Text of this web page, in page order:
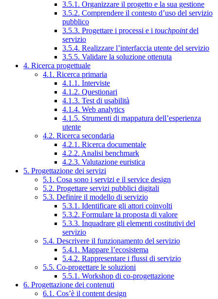
3.5.1. Organizzare il progetto e la sua gestione
3.5.2. Comprendere il contesto d’uso del servizio
pubblico
3.5.3. Progettare i processi e i touchpointdel
servizio
3.5.4. Realizzare l’interfaccia utente del servizio
3.5.5. Validare la soluzione ottenuta
4. Ricerca progettuale
4.1. Ricerca primaria
4.1.1. Interviste
4.1.2. Questionari
4.1.3. Test di usabilità
4.1.4. Web analytics
4.1.5. Strumenti di mappatura dell’esperienza
utente
4.2. Ricerca secondaria
4.2.1. Ricerca documentale
4.2.2. Analisi benchmark
4.2.3. Valutazione euristica
5. Progettazione dei servizi
5.1. Cosa sono i servizi e il service design
5.2. Progettare servizi pubblici digitali
5.3. Definire il modello di servizio
5.3.1. Identificare gli attori coinvolti
5.3.2. Formulare la proposta di valore
5.3.3. Inquadrare gli elementi costitutivi del
servizio
5.4. Descrivere il funzionamento del servizio
5.4.1. Mappare l’ecosistema
5.4.2. Rappresentare i flussi di servizio
5.5. Co-progettare le soluzioni
5.5.1. Workshop di co-progettazione
6. Progettazione dei contenuti
6.1. Cos’è il content design